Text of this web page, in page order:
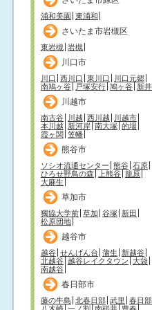
浦和美園 東浦和
さいたま市岩槻区
東岩槻 岩槻
川口市
川口 西川口 東川口
川口元郷
南鳩ヶ谷
戸塚安行 鳩ヶ谷 新
川越市
南古谷 川越 西川越
川越市
本川越
新河岸 南大塚 的場
霞ヶ関 笠幡
熊谷市
ソシオ流通センター 熊谷 石原
ひろせ野鳥の森
上熊谷 籠原
大麻生
草加市
獨協大学前 草加 谷塚
新田
松原団地
越谷市
越谷 せんげん台 蒲生
新越谷
北越谷 越谷レイクタウン 大袋
南越谷
春日部市
藤の牛島 北春日部 武里 春日部